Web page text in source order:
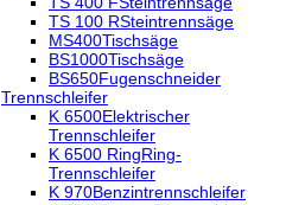
TS 100 RSteintrennsäge
MS400Tischsäge
BS1000Tischsäge
BS650Fugenschneider
Trennschleifer
K 6500Elektrischer
Trennschleifer
K 6500 RingRing-
Trennschleifer
K 970Benzintrennschleifer